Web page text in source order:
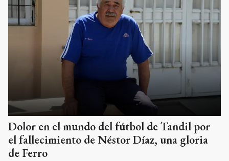
Dolor en el mundo del fútbol de Tandil por
el fallecimiento de Néstor Díaz, una gloria
de Ferro